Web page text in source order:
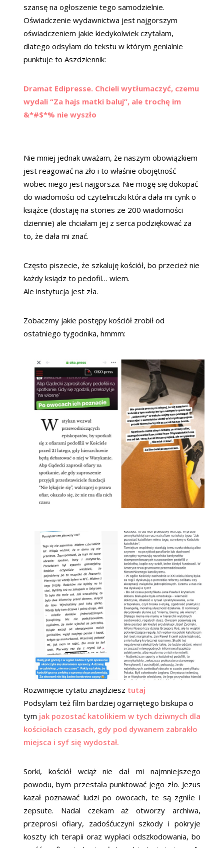
szansę na ogłoszenie tego samodzielnie.
Oświadczenie wydawnictwa jest najgorszym
oświadczeniem jakie kiedykolwiek czytałam,
dlatego odsyłam do tekstu w którym genialnie
punktuje to Aszdziennik:
Dramat Edipresse. Chcieli wytłumaczyć, czemu
wydali “Za hajs matki baluj”, ale trochę im
&*#$*% nie wyszło
Nie mniej jednak uważam, że naszym obowiązkiem
jest reagować na zło i to właśnie obojętność
wobec niego jest najgorsza. Nie mogę się dokopać
do wiadomości od czytelniczki która dała mi cynk o
książce (dostaję na stories ze 200 wiadomości
dziennie) ale chciałam jej z serca podziękować za
to, że dała mi znać.
Często piszecie, że szkaluję kościół, bo przecież nie
każdy ksiądz to pedofil… wiem.
Ale instytucja jest zła.
Zobaczmy jakie postępy kościół zrobił od
ostatniego tygodnika, hmmm:
Rozwinięcie cytatu znajdziesz tutaj
Podsylam też film bardziej ogarniętego biskupa o
tym jak pozostać katolikiem w tych dziwnych dla
kościołach czasach, gdy pod dywanem zabrakło
miejsca i syf się wydostał.
Sorki, kościół wciąż nie dał mi najmniejszego
powodu, bym przestała punktować jego zło. Jezus
kazał poznawać ludzi po owocach, te są zgniłe i
zepsute. Nadal czekam aż otworzy archiwa,
przeprosi ofiary, zadośćuczyni szkody i pokryje
koszty ich terapii oraz wypłaci odszkodowania, bo